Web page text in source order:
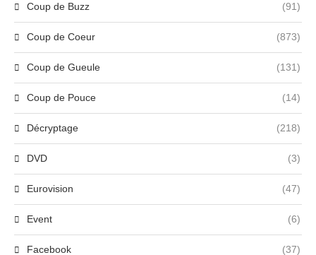
Coup de Buzz (91)
Coup de Coeur (873)
Coup de Gueule (131)
Coup de Pouce (14)
Décryptage (218)
DVD (3)
Eurovision (47)
Event (6)
Facebook (37)